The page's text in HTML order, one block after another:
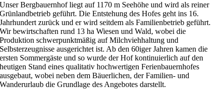
Unser Bergbauernhof liegt auf 1170 m Seehöhe und wird als reiner
Grünlandbetrieb geführt. Die Entstehung des Hofes geht ins 16.
Jahrhundert zurück und er wird seitdem als Familienbetrieb geführt.
Wir bewirtschaften rund 13 ha Wiesen und Wald, wobei die
Produktion schwerpunktmäßig auf Milchviehhaltung und
Selbsterzeugnisse ausgerichtet ist. Ab den 60iger Jahren kamen die
ersten Sommergäste und so wurde der Hof kontinuierlich auf den
heutigen Stand eines qualitativ hochwertigen Ferienbauernhofes
ausgebaut, wobei neben dem Bäuerlichen, der Familien- und
Wanderurlaub die Grundlage des Angebotes darstellt.